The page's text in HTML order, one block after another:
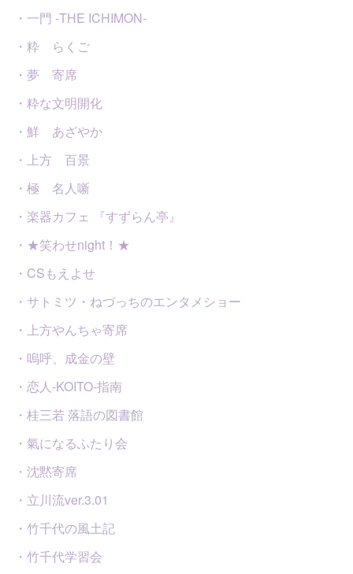
・一門 -THE ICHIMON-
・粋 らくご
・夢 寄席
・粋な文明開化
・鮮 あざやか
・上方 百景
・極 名人噺
・楽器カフェ 『すずらん亭』
・★笑わせnight！★
・CSもえよせ
・サトミツ・ねづっちのエンタメショー
・上方やんちゃ寄席
・嗚呼、成金の壁
・恋人-KOITO-指南
・桂三若 落語の図書館
・氣になるふたり会
・沈黙寄席
・立川流ver.3.01
・竹千代の風土記
・竹千代学習会